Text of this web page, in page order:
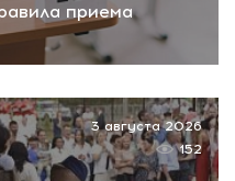
приема
3 августа 2026
152